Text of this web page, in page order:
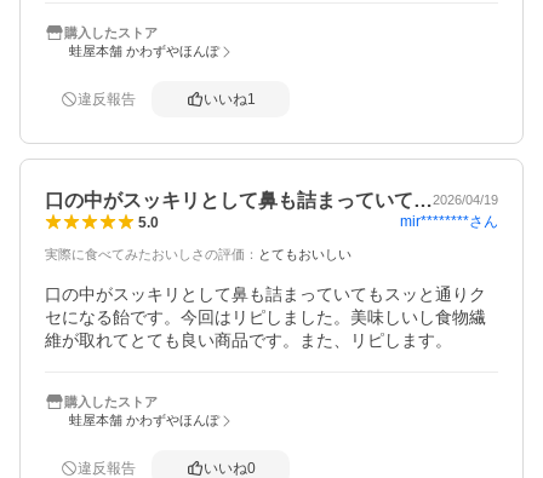
購入したストア
蛙屋本舗 かわずやほんぽ
違反報告 いいね1
口の中がスッキリとして鼻も詰まっていて…2026/04/19
5.0 mir********さん
実際に食べてみたおいしさの評価 ： とてもおいしい
口の中がスッキリとして鼻も詰まっていてもスッと通りク
セになる飴です。今回はリピしました。美味しいし食物繊
維が取れてとても良い商品です。また、リピします。
購入したストア
蛙屋本舗 かわずやほんぽ
違反報告 いいね0